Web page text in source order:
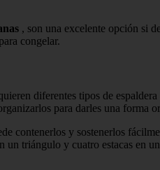
, son una excelente opción si
congelar.
diferentes tipos de
para darles una forma
contenerlos y sostenerlos
triángulo y cuatro estacas en